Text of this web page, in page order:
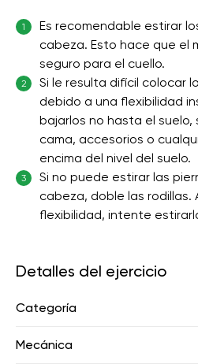
1
Es recomendable estirar
cabeza. Esto hace que el
seguro para el cuello.
2
Si le resulta difícil colocar
debido a una flexibilidad
bajarlos no hasta el suelo,
cama, accesorios o
encima del nivel del suelo.
3
Si no puede estirar las
cabeza, doble las rodillas.
flexibilidad, intente
Detalles del ejercicio
Categoría
Mecánica